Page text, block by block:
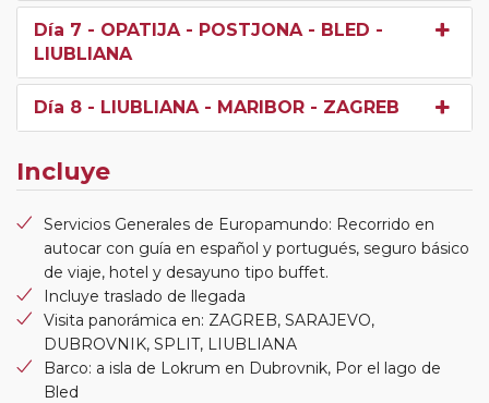
Día 7 - OPATIJA - POSTJONA - BLED -
LIUBLIANA
Día 8 - LIUBLIANA - MARIBOR - ZAGREB
Incluye
Servicios Generales de Europamundo: Recorrido en
autocar con guía en español y portugués, seguro básico
de viaje, hotel y desayuno tipo buffet.
Incluye traslado de llegada
Visita panorámica en: ZAGREB, SARAJEVO,
DUBROVNIK, SPLIT, LIUBLIANA
Barco: a isla de Lokrum en Dubrovnik, Por el lago de
Bled